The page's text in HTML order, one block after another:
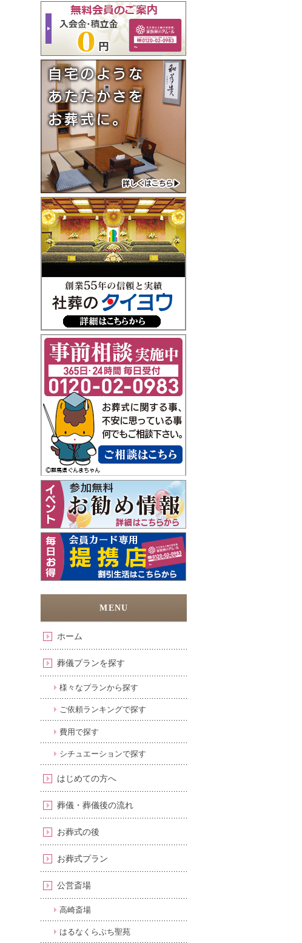
ホーム
葬儀プランを探す
様々なプランから探す
ご依頼ランキングで探す
費用で探す
シチュエーションで探す
はじめての方へ
葬儀・葬儀後の流れ
お葬式の後
お葬式プラン
公営斎場
高崎斎場
はるなくらぶち聖苑